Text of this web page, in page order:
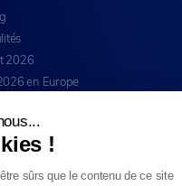
!
sûrs que le contenu de ce site
2026
en Europe